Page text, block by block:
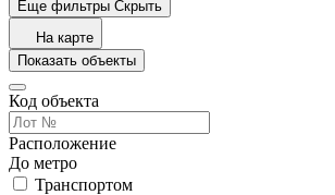
Еще фильтры Скрыть
На карте
Показать объекты
Код объекта
Расположение
До метро
Транспортом